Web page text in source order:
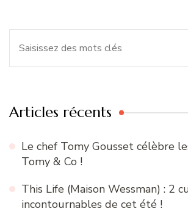
Articles récents
Le chef Tomy Gousset célèbre
Tomy & Co !
This Life (Maison Wessman) : 2
incontournables de cet été !